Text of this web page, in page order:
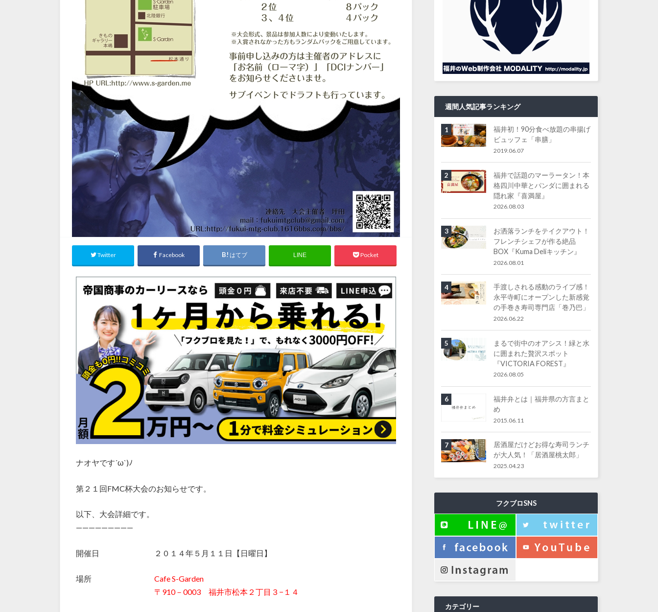
Twitter Facebook はてブ LINE Pocket
ナオヤです´ω`)ﾉ
第２１回FMC杯大会のお知らせです。
以下、大会詳細です。
—————————
開催日 ２０１４年５月１１日【日曜日】
場所 Cafe S-Garden
〒910－0003 福井市松本２丁目３−１４
週間人気記事ランキング
1
福井初！90分食べ放題の串揚げ
ビュッフェ「串膳」
2019.06.07
2
福井で話題のマーラータン！本
格四川中華とパンダに囲まれる
隠れ家『喜満屋』
2026.08.03
3
お洒落ランチをテイクアウト！
フレンチシェフが作る絶品
BOX『Kuma Deliキッチン』
2026.08.01
4
手渡しされる感動のライブ感！
永平寺町にオープンした新感覚
の手巻き寿司専門店「巻乃巴」
2026.06.22
5
まるで街中のオアシス！緑と水
に囲まれた贅沢スポット
『VICTORIA FOREST』
2026.08.05
6
福井弁とは｜福井県の方言まと
め
2015.06.11
7
居酒屋だけどお得な寿司ランチ
が大人気！「居酒屋桃太郎」
2025.04.23
フクブロSNS
カテゴリー